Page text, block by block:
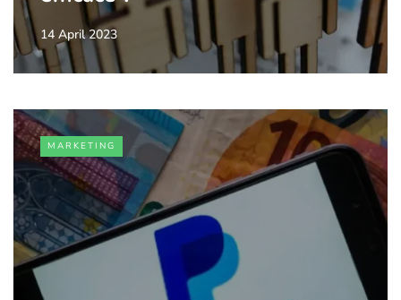
14 April 2023
MARKETING